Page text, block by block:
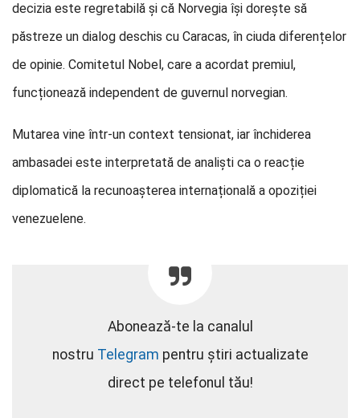
decizia este regretabilă și că Norvegia își dorește să
păstreze un dialog deschis cu Caracas, în ciuda diferențelor
de opinie. Comitetul Nobel, care a acordat premiul,
funcționează independent de guvernul norvegian.
Mutarea vine într-un context tensionat, iar închiderea
ambasadei este interpretată de analiști ca o reacție
diplomatică la recunoașterea internațională a opoziției
venezuelene.
Abonează-te la canalul
nostru Telegram pentru știri actualizate
direct pe telefonul tău!